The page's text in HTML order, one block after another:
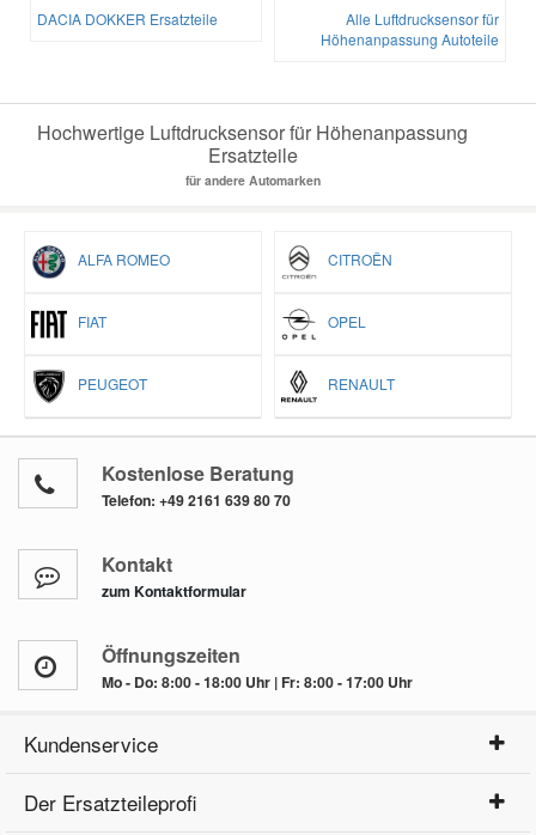
DACIA DOKKER Ersatzteile
Alle Luftdrucksensor für
Höhenanpassung Autoteile
Hochwertige Luftdrucksensor für Höhenanpassung
Ersatzteile
für andere Automarken
ALFA ROMEO CITROËN
FIAT OPEL
PEUGEOT RENAULT
Kostenlose Beratung
Telefon: +49 2161 639 80 70
Kontakt
zum Kontaktformular
Öffnungszeiten
Mo - Do: 8:00 - 18:00 Uhr | Fr: 8:00 - 17:00 Uhr
Kundenservice
Der Ersatzteileprofi